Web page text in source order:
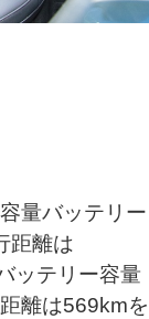
量バッテリー
距離は
ッテリー容量
離は569kmを